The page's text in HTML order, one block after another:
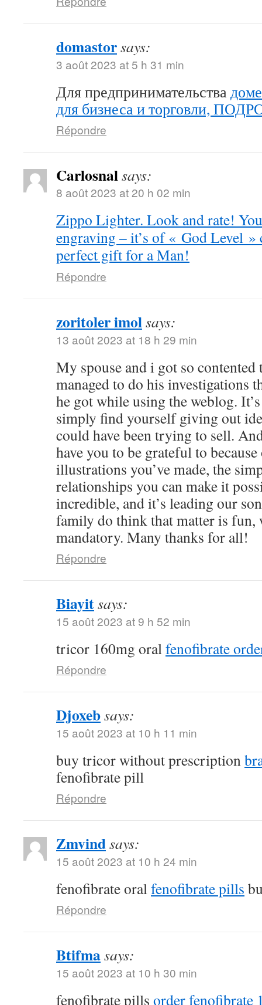
domastorsays:
3 août 2023 at 5 h 31 min
Для предпринимательства
для бизнеса и торговли,
Répondre
Carlosnalsays:
8 août 2023 at 20 h 02 min
Zippo Lighter. Look and rate!
engraving – it’s of « God Level
perfect gift for a Man!
Répondre
zoritoler imolsays:
13 août 2023 at 18 h 29 min
My spouse and i got so contented
managed to do his investigations
he got while using the weblog.
simply find yourself giving out
could have been trying to sell.
have you to be grateful to
illustrations you’ve made, the
relationships you can make it
incredible, and it’s leading our
family do think that matter is
mandatory. Many thanks for all!
Répondre
Biayitsays:
15 août 2023 at 9 h 52 min
tricor 160mg oralfenofibrate
Répondre
Djoxebsays:
15 août 2023 at 10 h 11 min
buy tricor without prescription
fenofibrate pill
Répondre
Zmvindsays:
15 août 2023 at 10 h 24 min
fenofibrate oralfenofibrate pills
Répondre
Btifmasays:
15 août 2023 at 10 h 30 min
fenofibrate pills order fenofibrate